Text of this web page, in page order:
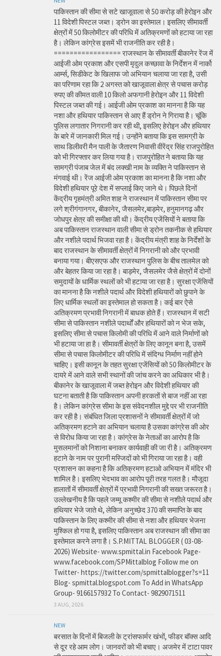
पाकिस्तान की सीमा से सटे खाजूवाला से 50 करोड़ की हेरोइन और
11 विदेशी पिस्टल जब्त। ड्रोन का इस्तेमाल। इसलिए सीमावर्ती
क्षेत्रों में 50 किलोमीटर की परिधि में अतिक्रमणों को हटाया जा रहा
है। लेकिन कांग्रेस इसमें भी राजनीति कर रही है।
================= राजस्थान के सीमावर्ती बीकानेर रेंज में
आईजी ओम प्रकाश और एसपी मृदुल कच्छावा के निर्देशन में नार्को
आर्म्स, सिडीकेट के खिलाफ जो अभियान चलाया जा रहा है, उसी
का परिणाम रहा कि 2 अगस्त को खाजूवाला क्षेत्र से पचास करोड़
रुपए की कीमत वाली 10 किलो अफगानी हेरोइन और 11 विदेशी
पिस्टल जब्त की गई। आईजी ओम प्रकाश का मानना है कि यह
नशा और हथियार पाकिस्तान से आए हैं ड्रोन ने गिराया है। चूंकि
पुलिस लगातार निगरानी कर रही थी, इसलिए हेरोइन और हथियार
के बारे में जानकारी मिल गई। उन्होंने बताया कि इस सामग्री के
साथ डिलीवरी मैन पाली के जैतारण निवासी वीरेंद्र सिंह राजपुरोहित
को भी गिरफ्तार कर लिया गया है। राजपुरोहित ने बताया कि यह
सामग्री पंजाब जेल में बंद लक्खी नाम के व्यक्ति ने पाकिस्तान से
मंगवाई थी। रेंज आईजी ओम प्रकाश का मानना है कि नशा और
विदेशी हथियार पूरे देश में सप्लाई किए जाने थे। पिछले दिनों
केंद्रीय गृहमंत्री अमित शाह ने राजस्थान में पाकिस्तान सीमा पर
लगे श्रीगंगानगर, बीकानेर, जैसलमेर,बाड़मेर, हनुमानगढ़ और
जोधपुर क्षेत्र की समीक्षा की थी। केंद्रीय एजेंसियों ने बताया कि
अब पाकिस्तान राजस्थान वाली सीमा से ड्रोन तकनीक से हथियार
और नशीले पदार्थ भिजवा रहा है। केंद्रीय मंत्री शाह के निर्देशों के
बाद राजस्थान के सीमावर्ती क्षेत्रों में निगरानी को और प्रभावी
बनाया गया। बीएसएफ और राजस्थान पुलिस के बीच तालमेल को
और बेहतर किया जा रहा है। बाड़मेर, जैसलमेर जैसे क्षेत्रों में दोनों
समुदायों के धार्मिक स्थलों को भी हटाया जा रहा है। सुरक्षा एजेंसियों
का मानना है कि नशीले पदार्थ और विदेशी हथियारों को छुपाने के
लिए धार्मिक स्थलों का इस्तेमाल हो सकता है। कई बार ऐसे
अतिक्रमण प्रभावी निगरानी में बाधक होते हैं। राजस्थान में सटी
सीमा से पाकिस्तान नशीले पदार्थों और हथियारों को न भेज सके,
इसलिए सीमा से पचास किलोमी की परिधि में आने वाले निर्माणों को
भी हटाया जा हा है। सीमावर्ती क्षेत्रों के लिए कानून बना है, उसमें
सीमा से पचास किलोमीटर की परिधि में संदिग्ध निर्माण नहीं होने
चाहिए। इसी कानून के तहत सुरक्षा एजेंसियों को 50 किलोमीटर के
दायरे में आने वाले सभी स्थानों की जांच करने का अधिकार भी है।
बीकानेर के खाजूवाला में जब्त हेरोइन और विदेशी हथियार की
घटना बताती है कि पाकिस्तान अपनी हरकतों से बाज नहीं आ रहा
है। लेकिन कांग्रेस सीमा के इस संवेदनशील मुद्दे पर भी राजनीति
कर रही है। संबंधित जिला प्रशासनों ने सीमावर्ती क्षेत्रों में जो
अतिक्रमण हटाने का अभियान चलाया है उसका कांग्रेस की ओर
से विरोध किया जा रहा है। कांग्रेस के नेताओं का आरोप है कि
मुसलमानों को निशाना बनाकर कार्यवाही की जा री है। अतिक्रमण
हटाने के नाम पर पुरानी मस्जिदों को भी गिराया जा रहा है। वही
प्रशासन का कहना है कि अतिक्रमण हटाओ अभियान में मंदिर भी
शामिल है। इसलिए भेदभाव का आरोप पूरी तरह गलत है। मौजूदा
हालातों में सीमावर्ती क्षेत्रों में प्रभावी निगरानी की सख्त जरूरत है।
उल्लेखनीय है कि पहले जम्मू कश्मीर की सीमा से नशीले पदार्थ और
हथियार भेजे जाते थे, लेकिन अनुच्छेद 370 की समाप्ति के बाद
पाकिस्तान के लिए कश्मीर की सीमा से नशा और हथियार भेजना
मुश्किल हो गया है, इसलिए पाकिस्तान अब राजस्थान की सीमा का
इस्तेमाल करने लगा है। S.P.MITTAL BLOGGER ( 03-08-
2026) Website- www.spmittal.in Facebook Page-
www.facebook.com/SPMittalblog Follow me on
Twitter- https://twitter.com/spmittalblogger?s=11
Blog- spmittal.blogspot.com To Add in WhatsApp
Group- 9166157932 To Contact- 9829071511
3 AUG, 2026
NEW
बरसात के दिनों में बिजली के ट्रांसफार्मर खंभों, फीडर बॉक्स आदि
से दूर रहे आम लोग। जानवरों को भी बचाए। अजमेर में टाटा पावर